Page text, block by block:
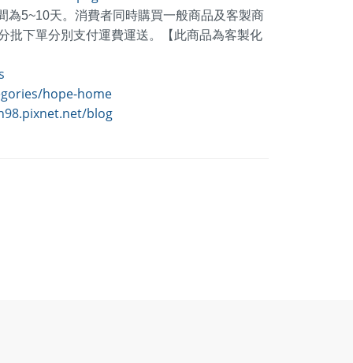
5~10天。消費者同時購買一般商品及客製商
批下單分別支付運費運送。【此商品為客製化
hope-home
blog